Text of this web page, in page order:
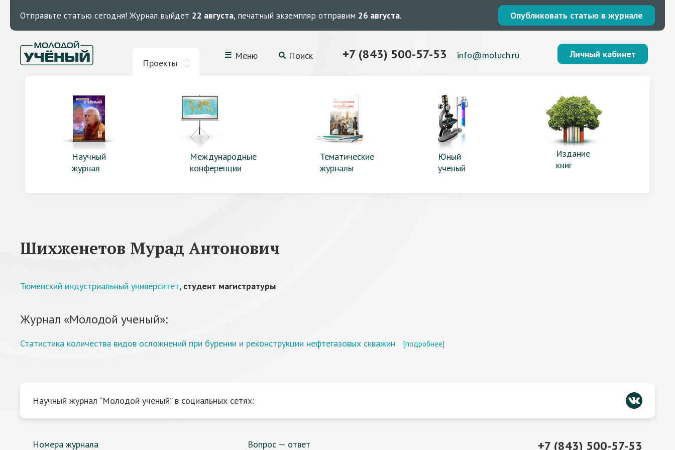
Отправьте статью сегодня! Журнал выйдет 22 августа, печатный экземпляр отправим 26 августа. Опубликовать статью в журнале
Проекты
Меню Поиск +7 (843) 500-57-53 info@moluch.ru Личный кабинет
Научный
журнал
Международные
конференции
Тематические
журналы
Юный
ученый
Издание
книг
Шихженетов Мурад Антонович
Тюменский индустриальный университет, студент магистратуры
Журнал «Молодой ученый»:
Статистика количества видов осложнений при бурении и реконструкции нефтегазовых скважин [подробнее]
Научный журнал “Молодой ученый” в социальных сетях:
Номера журнала Вопрос — ответ +7 (843) 500-57-53